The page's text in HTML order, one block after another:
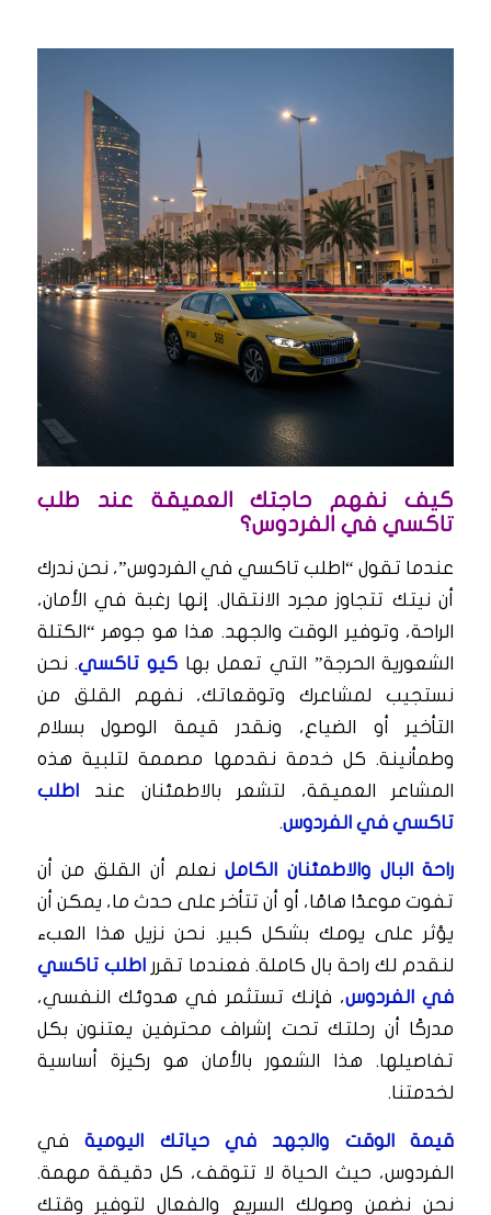
كيف نفهم حاجتك العميقة عند طلب
تاكسي في الفردوس؟
عندما تقول “اطلب تاكسي في الفردوس”، نحن ندرك
أن نيتك تتجاوز مجرد الانتقال. إنها رغبة في الأمان،
الراحة، وتوفير الوقت والجهد. هذا هو جوهر “الكتلة
الشعورية الحرجة” التي تعمل بها كيو تاكسي. نحن
نستجيب لمشاعرك وتوقعاتك، نفهم القلق من
التأخير أو الضياع، ونقدر قيمة الوصول بسلام
وطمأنينة. كل خدمة نقدمها مصممة لتلبية هذه
المشاعر العميقة، لتشعر بالاطمئنان عند
اطلب
تاكسي في الفردوس.
راحة البال والاطمئنان الكاملنعلم أن القلق من أن
تفوت موعدًا هامًا، أو أن تتأخر على حدث ما، يمكن أن
يؤثر على يومك بشكل كبير. نحن نزيل هذا العبء
لنقدم لك راحة بال كاملة. فعندما تقرر اطلب تاكسي
في الفردوس، فإنك تستثمر في هدوئك النفسي،
مدركًا أن رحلتك تحت إشراف محترفين يعتنون بكل
تفاصيلها. هذا الشعور بالأمان هو ركيزة أساسية
لخدمتنا.
قيمة الوقت والجهد في حياتك اليوميةفي
الفردوس، حيث الحياة لا تتوقف، كل دقيقة مهمة.
نحن نضمن وصولك السريع والفعال لتوفير وقتك